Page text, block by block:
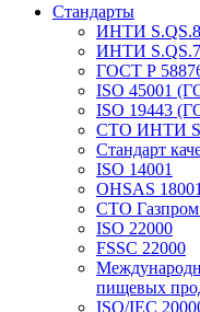
Стандарты
ИНТИ
ИНТИ
ГОСТ Р
ISO 45001
ISO 19443
СТО ИНТИ
Стандарт
ISO 14001
OHSAS
СТО Газпром
ISO 22000
FSSC 22000
пищевых
ISO/IEC